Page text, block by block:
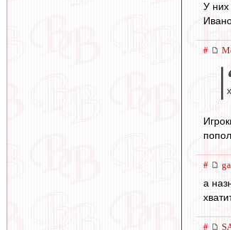
У них
#
#
а
#